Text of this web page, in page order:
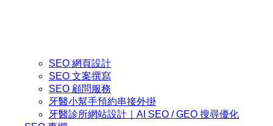
SEO 網頁設計
SEO 文案撰寫
SEO 顧問服務
牙醫小幫手預約串接外掛
牙醫診所網站設計｜AI SEO / GEO 搜尋優化